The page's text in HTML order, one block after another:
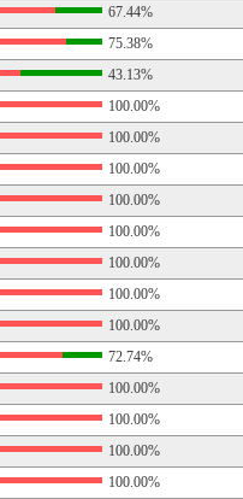
67.44%
75.38%
43.13%
100.00%
100.00%
100.00%
100.00%
100.00%
100.00%
100.00%
100.00%
72.74%
100.00%
100.00%
100.00%
100.00%